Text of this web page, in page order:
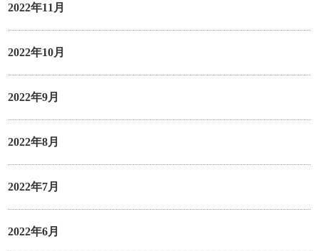
2022年11月
2022年10月
2022年9月
2022年8月
2022年7月
2022年6月